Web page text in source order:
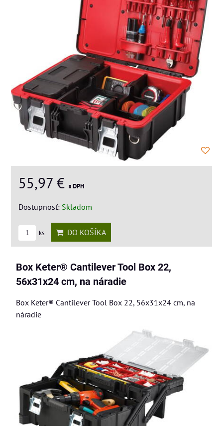
55,97 € s DPH
Dostupnosť: Skladom
ks DO KOŠÍKA
Box Keter® Cantilever Tool Box 22,
56x31x24 cm, na náradie
Box Keter® Cantilever Tool Box 22, 56x31x24 cm, na
náradie